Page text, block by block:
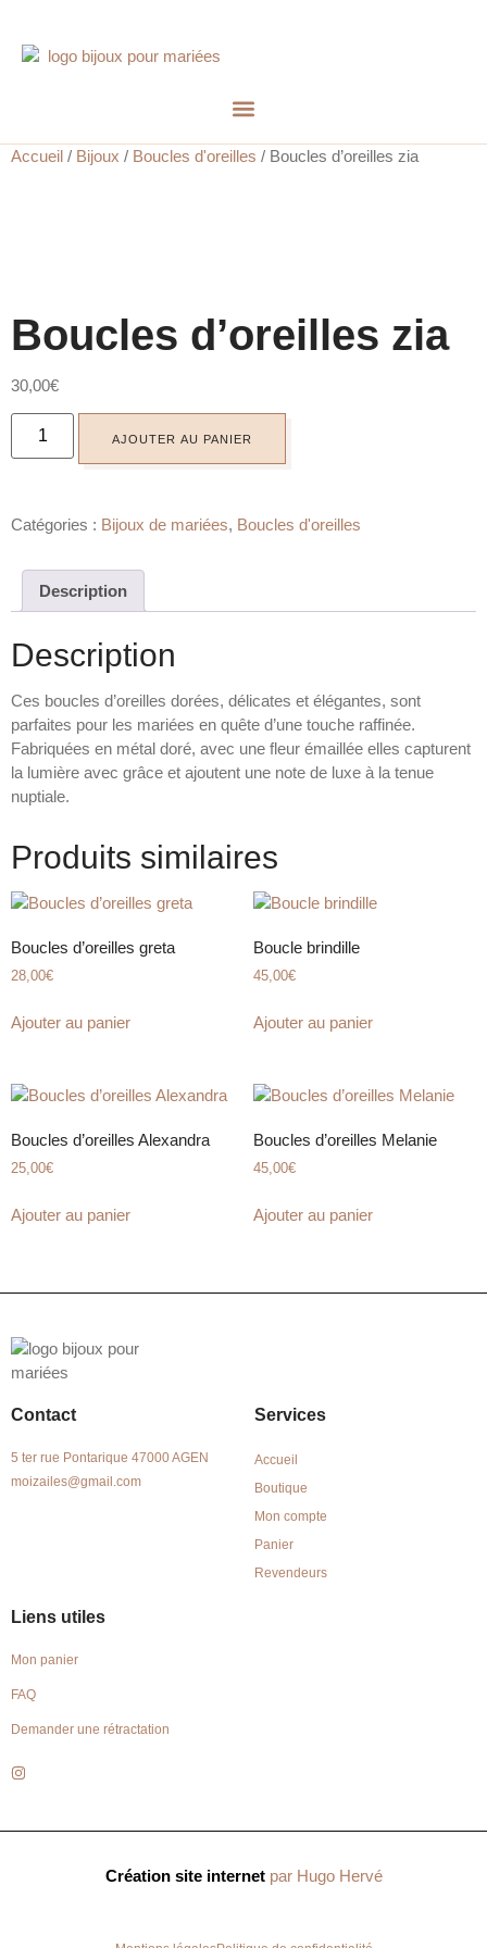
Accueil / Bijoux / Boucles d'oreilles / Boucles d’oreilles zia
Boucles d’oreilles zia
30,00€
AJOUTER AU PANIER
Catégories : Bijoux de mariées, Boucles d'oreilles
Description
Description
Ces boucles d’oreilles dorées, délicates et élégantes, sont
parfaites pour les mariées en quête d’une touche raffinée.
Fabriquées en métal doré, avec une fleur émaillée elles capturent
la lumière avec grâce et ajoutent une note de luxe à la tenue
nuptiale.
Produits similaires
Boucles d’oreilles greta
28,00€
Ajouter au panier
Boucle brindille
45,00€
Ajouter au panier
Boucles d’oreilles Alexandra
25,00€
Ajouter au panier
Boucles d’oreilles Melanie
45,00€
Ajouter au panier
Contact
5 ter rue Pontarique 47000 AGEN
moizailes@gmail.com
Services
Accueil
Boutique
Mon compte
Panier
Revendeurs
Liens utiles
Mon panier
FAQ
Demander une rétractation
Création site internet par Hugo Hervé